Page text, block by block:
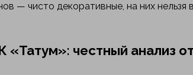
— чисто декоративные, на них нельзя
честный анализ